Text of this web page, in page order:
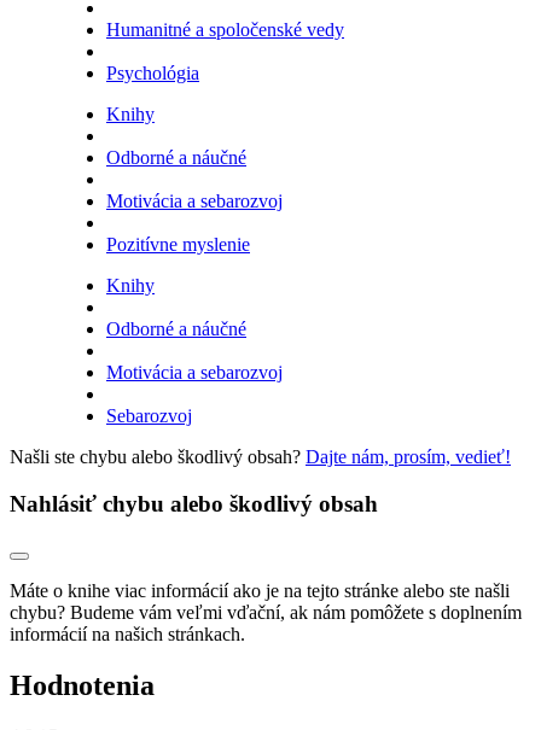
Humanitné a spoločenské vedy
Psychológia
Knihy
Odborné a náučné
Motivácia a sebarozvoj
Pozitívne myslenie
Knihy
Odborné a náučné
Motivácia a sebarozvoj
Sebarozvoj
Našli ste chybu alebo škodlivý obsah? Dajte nám, prosím, vedieť!
Nahlásiť chybu alebo škodlivý obsah
Máte o knihe viac informácií ako je na tejto stránke alebo ste našli
chybu? Budeme vám veľmi vďační, ak nám pomôžete s doplnením
informácií na našich stránkach.
Hodnotenia